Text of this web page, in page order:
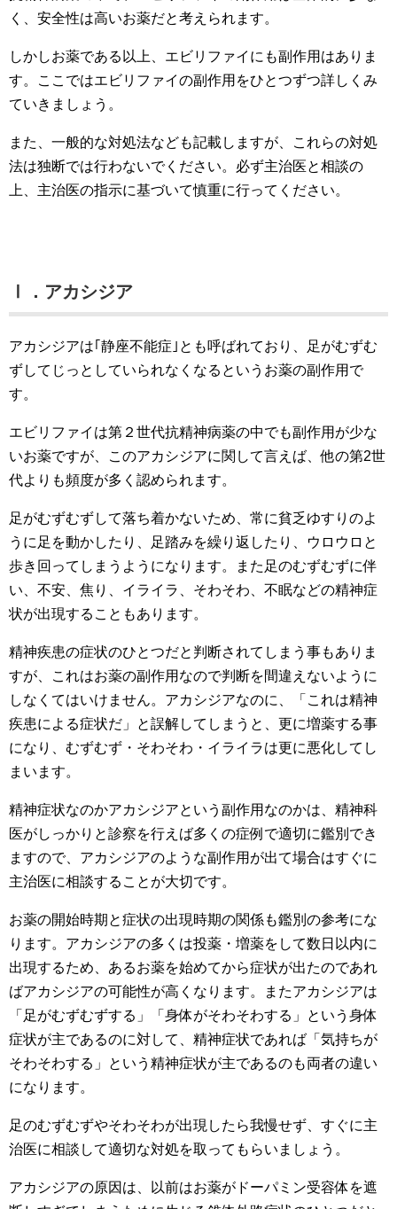
く、安全性は高いお薬だと考えられます。
しかしお薬である以上、エビリファイにも副作用はありま
す。ここではエビリファイの副作用をひとつずつ詳しくみ
ていきましょう。
また、一般的な対処法なども記載しますが、これらの対処
法は独断では行わないでください。必ず主治医と相談の
上、主治医の指示に基づいて慎重に行ってください。
Ⅰ．アカシジア
アカシジアは｢静座不能症｣とも呼ばれており、足がむずむ
ずしてじっとしていられなくなるというお薬の副作用で
す。
エビリファイは第２世代抗精神病薬の中でも副作用が少な
いお薬ですが、このアカシジアに関して言えば、他の第2世
代よりも頻度が多く認められます。
足がむずむずして落ち着かないため、常に貧乏ゆすりのよ
うに足を動かしたり、足踏みを繰り返したり、ウロウロと
歩き回ってしまうようになります。また足のむずむずに伴
い、不安、焦り、イライラ、そわそわ、不眠などの精神症
状が出現することもあります。
精神疾患の症状のひとつだと判断されてしまう事もありま
すが、これはお薬の副作用なので判断を間違えないように
しなくてはいけません。アカシジアなのに、「これは精神
疾患による症状だ」と誤解してしまうと、更に増薬する事
になり、むずむず・そわそわ・イライラは更に悪化してし
まいます。
精神症状なのかアカシジアという副作用なのかは、精神科
医がしっかりと診察を行えば多くの症例で適切に鑑別でき
ますので、アカシジアのような副作用が出て場合はすぐに
主治医に相談することが大切です。
お薬の開始時期と症状の出現時期の関係も鑑別の参考にな
ります。アカシジアの多くは投薬・増薬をして数日以内に
出現するため、あるお薬を始めてから症状が出たのであれ
ばアカシジアの可能性が高くなります。またアカシジアは
「足がむずむずする」「身体がそわそわする」という身体
症状が主であるのに対して、精神症状であれば「気持ちが
そわそわする」という精神症状が主であるのも両者の違い
になります。
足のむずむずやそわそわが出現したら我慢せず、すぐに主
治医に相談して適切な対処を取ってもらいましょう。
アカシジアの原因は、以前はお薬がドーパミン受容体を遮